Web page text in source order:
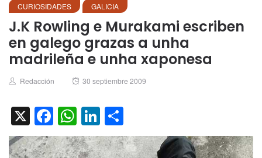
CURIOSIDADES GALICIA
J.K Rowling e Murakami escriben
en galego grazas a unha
madrileña e unha xaponesa
Author
Redacción
Posted
30 septiembre 2009
X Facebook
WhatsApp
LinkedIn